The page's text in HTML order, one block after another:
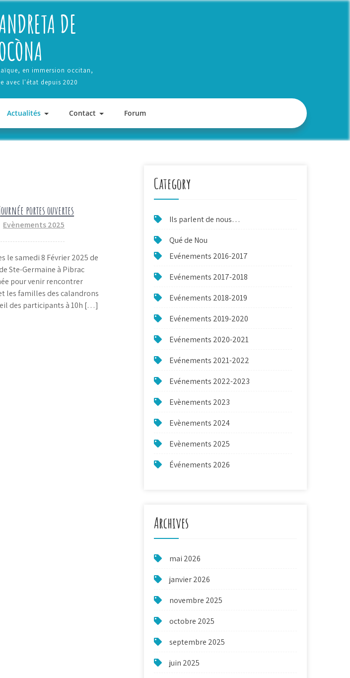
DE
en immersion occitan,
avec l'état depuis 2020
Actualités Contact Forum
portes ouvertes
Evènements 2025
le samedi 8 Février 2025 de
Ste-Germaine à Pibrac
pour venir rencontrer
les familles des calandrons
des participants à 10h […]
Category
Ils parlent de nous…
Qué de Nou
Evénements 2016-2017
Evénements 2017-2018
Evénements 2018-2019
Evénements 2019-2020
Evénements 2020-2021
Evénements 2021-2022
Evénements 2022-2023
Evènements 2023
Evènements 2024
Evènements 2025
Événements 2026
Archives
mai 2026
janvier 2026
novembre 2025
octobre 2025
septembre 2025
juin 2025